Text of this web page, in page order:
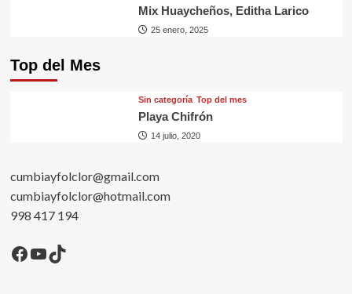
Mix Huaycheños, Editha Larico
25 enero, 2025
Top del Mes
Sin categorí­a Top del mes
Playa Chifrón
14 julio, 2020
cumbiayfolclor@gmail.com
cumbiayfolclor@hotmail.com
998 417 194
Facebook
YouTube
TikTok